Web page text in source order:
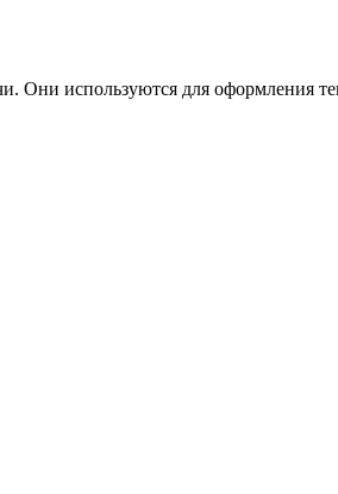
Они используются для оформления